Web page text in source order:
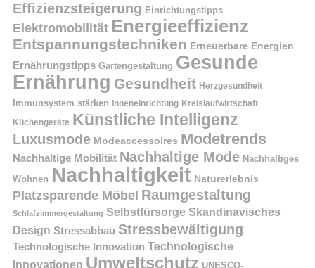
Effizienzsteigerung Einrichtungstipps
Elektromobilität Energieeffizienz
Entspannungstechniken Erneuerbare Energien
Ernährungstipps Gartengestaltung Gesunde
Ernährung Gesundheit Herzgesundheit
Immunsystem stärken Inneneinrichtung Kreislaufwirtschaft
Küchengeräte Künstliche Intelligenz
Luxusmode Modeaccessoires Modetrends
Nachhaltige Mobilität Nachhaltige Mode Nachhaltiges
Wohnen Nachhaltigkeit Naturerlebnis
Platzsparende Möbel Raumgestaltung
Schlafzimmergestaltung Selbstfürsorge Skandinavisches
Design Stressabbau Stressbewältigung
Technologische Innovation Technologische
Innovationen Umweltschutz UNESCO-